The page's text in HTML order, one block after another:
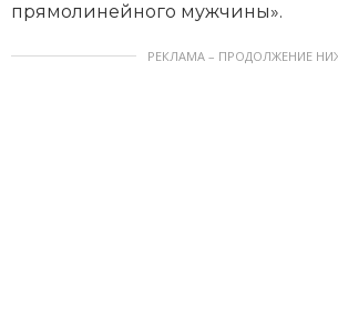
прямолинейного мужчины».
РЕКЛАМА – ПРОДОЛЖЕНИЕ